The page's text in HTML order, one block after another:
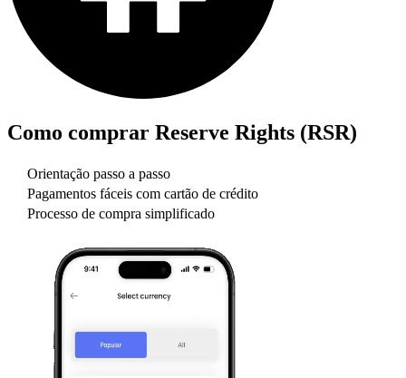
Como comprar Reserve Rights (RSR)
Orientação passo a passo
Pagamentos fáceis com cartão de crédito
Processo de compra simplificado